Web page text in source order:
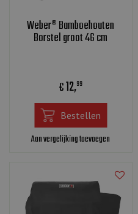
Weber® Bamboehouten
Borstel groot 46 cm
€12,99
Bestellen
Aan vergelijking toevoegen